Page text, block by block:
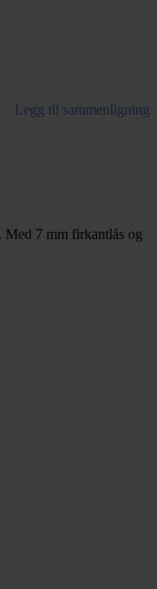
Legg til sammenligning
Med 7 mm firkantlås og